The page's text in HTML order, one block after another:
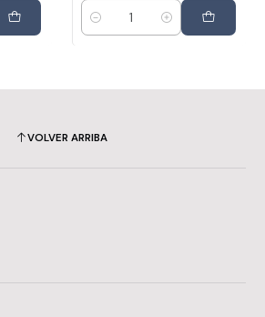
Cantidad
VOLVER ARRIBA